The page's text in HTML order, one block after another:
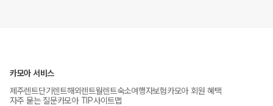
카모아 서비스
제주렌트단기렌트해외렌트월렌트숙소여행자보험카모아 회원 혜택
자주 묻는 질문카모아 TIP사이트맵